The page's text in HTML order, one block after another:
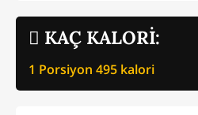
KAÇ KALORİ:
1 Porsiyon 495 kalori